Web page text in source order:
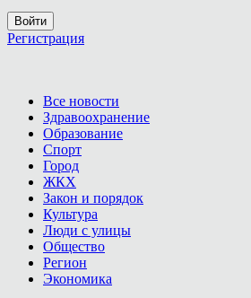
Войти
Регистрация
Все новости
Здравоохранение
Образование
Спорт
Город
ЖКХ
Закон и порядок
Культура
Люди с улицы
Общество
Регион
Экономика